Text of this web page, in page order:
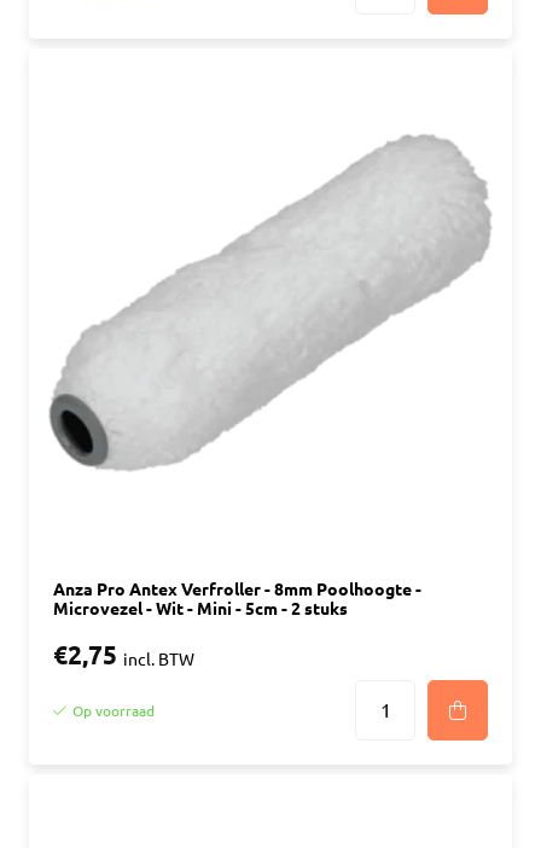
Anza Pro Antex Verfroller - 8mm Poolhoogte -
Microvezel - Wit - Mini - 5cm - 2 stuks
€2,75 incl. BTW
Op voorraad